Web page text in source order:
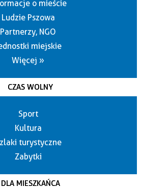
o mieście
Ludzie Pszowa
Partnerzy, NGO
miejskie
Więcej »
CZAS WOLNY
Sport
Kultura
turystyczne
Zabytki
DLA MIESZKAŃCA